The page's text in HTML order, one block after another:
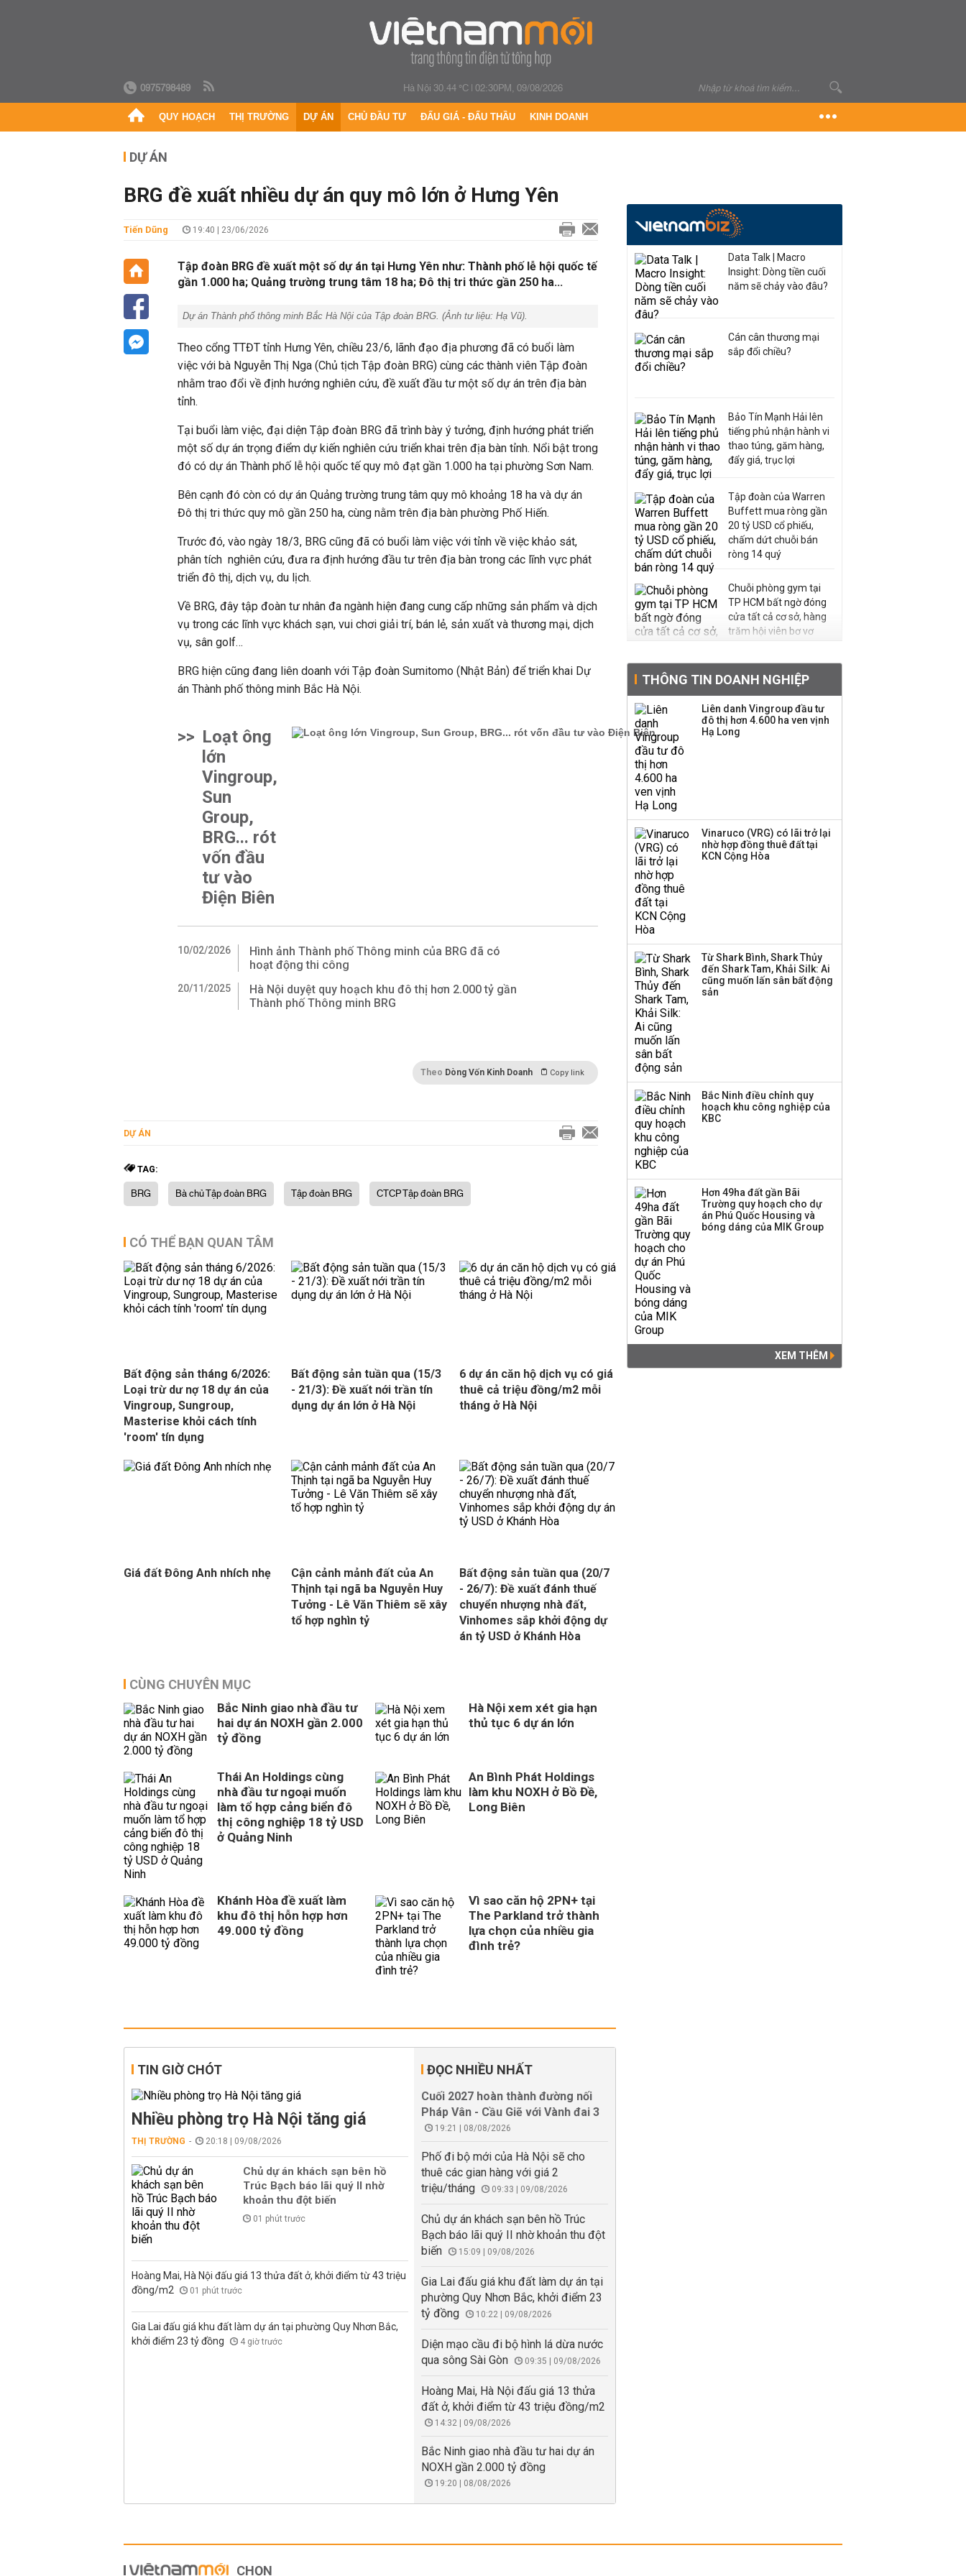
0975798489 Hà Nội 30.44 °C|02:30PM, 09/08/2026
QUY HOẠCH THỊ TRƯỜNG DỰ ÁN CHỦ ĐẦU TƯ ĐẤU GIÁ - ĐẤU THẦU KINH DOANH
DỰ ÁN
BRG đề xuất nhiều dự án quy mô lớn ở Hưng Yên
Tiến Dũng 19:40 | 23/06/2026
Tập đoàn BRG đề xuất một số dự án tại Hưng Yên như: Thành phố lễ hội quốc tế
gần 1.000 ha; Quảng trường trung tâm 18 ha; Đô thị tri thức gần 250 ha...
Dự án Thành phố thông minh Bắc Hà Nội của Tập đoàn BRG. (Ảnh tư liệu: Hạ Vũ).
Theo cổng TTĐT tỉnh Hưng Yên, chiều 23/6, lãnh đạo địa phương đã có buổi làm
việc với bà Nguyễn Thị Nga (Chủ tịch Tập đoàn BRG) cùng các thành viên Tập đoàn
nhằm trao đổi về định hướng nghiên cứu, đề xuất đầu tư một số dự án trên địa bàn
tỉnh.
Tại buổi làm việc, đại diện Tập đoàn BRG đã trình bày ý tưởng, định hướng phát triển
một số dự án trọng điểm dự kiến nghiên cứu triển khai trên địa bàn tỉnh. Nổi bật trong
đó có dự án Thành phố lễ hội quốc tế quy mô đạt gần 1.000 ha tại phường Sơn Nam.
Bên cạnh đó còn có dự án Quảng trường trung tâm quy mô khoảng 18 ha và dự án
Đô thị tri thức quy mô gần 250 ha, cùng nằm trên địa bàn phường Phố Hiến.
Trước đó, vào ngày 18/3, BRG cũng đã có buổi làm việc với tỉnh về việc khảo sát,
phân tích nghiên cứu, đưa ra định hướng đầu tư trên địa bàn trong các lĩnh vực phát
triển đô thị, dịch vụ, du lịch.
Về BRG, đây tập đoàn tư nhân đa ngành hiện đang cung cấp những sản phẩm và dịch
vụ trong các lĩnh vực khách sạn, vui chơi giải trí, bán lẻ, sản xuất và thương mại, dịch
vụ, sân golf…
BRG hiện cũng đang liên doanh với Tập đoàn Sumitomo (Nhật Bản) để triển khai Dự
án Thành phố thông minh Bắc Hà Nội.
>> Loạt ông
lớn
Vingroup,
Sun
Group,
BRG... rót
vốn đầu
tư vào
Điện Biên
10/02/2026
Hình ảnh Thành phố Thông minh của BRG đã có
hoạt động thi công
20/11/2025
Hà Nội duyệt quy hoạch khu đô thị hơn 2.000 tỷ gần
Thành phố Thông minh BRG
Theo Dòng Vốn Kinh Doanh Copy link
DỰ ÁN
TAG:
BRG Bà chủ Tập đoàn BRG Tập đoàn BRG CTCP Tập đoàn BRG
CÓ THỂ BẠN QUAN TÂM
Bất động sản tháng 6/2026:
Loại trừ dư nợ 18 dự án của
Vingroup, Sungroup,
Masterise khỏi cách tính
'room' tín dụng
Bất động sản tuần qua (15/3
- 21/3): Đề xuất nới trần tín
dụng dự án lớn ở Hà Nội
6 dự án căn hộ dịch vụ có giá
thuê cả triệu đồng/m2 mỗi
tháng ở Hà Nội
Giá đất Đông Anh nhích nhẹ
Cận cảnh mảnh đất của An
Thịnh tại ngã ba Nguyễn Huy
Tưởng - Lê Văn Thiêm sẽ xây
tổ hợp nghìn tỷ
Bất động sản tuần qua (20/7
- 26/7): Đề xuất đánh thuế
chuyển nhượng nhà đất,
Vinhomes sắp khởi động dự
án tỷ USD ở Khánh Hòa
CÙNG CHUYÊN MỤC
Bắc Ninh giao nhà đầu tư
hai dự án NOXH gần 2.000
tỷ đồng
Hà Nội xem xét gia hạn
thủ tục 6 dự án lớn
Thái An Holdings cùng
nhà đầu tư ngoại muốn
làm tổ hợp cảng biển đô
thị công nghiệp 18 tỷ USD
ở Quảng Ninh
An Bình Phát Holdings
làm khu NOXH ở Bồ Đề,
Long Biên
Khánh Hòa đề xuất làm
khu đô thị hỗn hợp hơn
49.000 tỷ đồng
Vì sao căn hộ 2PN+ tại
The Parkland trở thành
lựa chọn của nhiều gia
đình trẻ?
TIN GIỜ CHÓT
Nhiều phòng trọ Hà Nội tăng giá
THỊ TRƯỜNG 20:18 | 09/08/2026
Chủ dự án khách sạn bên hồ
Trúc Bạch báo lãi quý II nhờ
khoản thu đột biến
01 phút trước
Hoàng Mai, Hà Nội đấu giá 13 thửa đất ở, khởi điểm từ 43 triệu
đồng/m2
01 phút trước
Gia Lai đấu giá khu đất làm dự án tại phường Quy Nhơn Bắc,
khởi điểm 23 tỷ đồng
4 giờ trước
ĐỌC NHIỀU NHẤT
Cuối 2027 hoàn thành đường nối
Pháp Vân - Cầu Giẽ với Vành đai 3
19:21 | 08/08/2026
Phố đi bộ mới của Hà Nội sẽ cho
thuê các gian hàng với giá 2
triệu/tháng
09:33 | 09/08/2026
Chủ dự án khách sạn bên hồ Trúc
Bạch báo lãi quý II nhờ khoản thu đột
biến
15:09 | 09/08/2026
Gia Lai đấu giá khu đất làm dự án tại
phường Quy Nhơn Bắc, khởi điểm 23
tỷ đồng
10:22 | 09/08/2026
Diện mạo cầu đi bộ hình lá dừa nước
qua sông Sài Gòn
09:35 | 09/08/2026
Hoàng Mai, Hà Nội đấu giá 13 thửa
đất ở, khởi điểm từ 43 triệu đồng/m2
14:32 | 09/08/2026
Bắc Ninh giao nhà đầu tư hai dự án
NOXH gần 2.000 tỷ đồng
19:20 | 08/08/2026
Data Talk | Macro
Insight: Dòng tiền cuối
năm sẽ chảy vào đâu?
Cán cân thương mại
sắp đổi chiều?
Bảo Tín Mạnh Hải lên
tiếng phủ nhận hành vi
thao túng, găm hàng,
đẩy giá, trục lợi
Tập đoàn của Warren
Buffett mua ròng gần
20 tỷ USD cổ phiếu,
chấm dứt chuỗi bán
ròng 14 quý
Chuỗi phòng gym tại
TP HCM bất ngờ đóng
cửa tất cả cơ sở, hàng
trăm hội viên bơ vơ
tiếng đứng sau tiệm
vàng Mi Hồng: Từ phụ
xe, sửa đồ điện tử cũ
đến gây dựng thương
hiệu hơn 35 năm tuổi
PNJ công bố thông tin
quyền tùy ý áp thuế
100% lên những đối tác
thương mại hàng đầu?
THÔNG TIN DOANH NGHIỆP
Liên danh Vingroup đầu tư
đô thị hơn 4.600 ha ven vịnh
Hạ Long
Vinaruco (VRG) có lãi trở lại
nhờ hợp đồng thuê đất tại
KCN Cộng Hòa
Từ Shark Bình, Shark Thủy
đến Shark Tam, Khải Silk: Ai
cũng muốn lấn sân bất động
sản
Bắc Ninh điều chỉnh quy
hoạch khu công nghiệp của
KBC
Hơn 49ha đất gần Bãi
Trường quy hoạch cho dự
án Phú Quốc Housing và
bóng dáng của MIK Group
XEM THÊM
CHỌN